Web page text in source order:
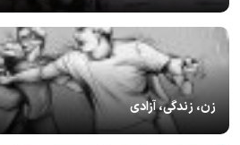
زن، زندگی، آزادی